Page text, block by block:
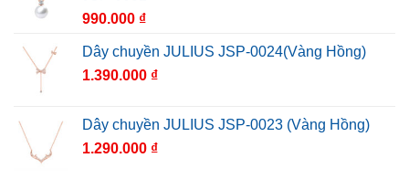
990.000 ₫
Dây chuyền JULIUS JSP-0024(Vàng Hồng)
1.390.000 ₫
Dây chuyền JULIUS JSP-0023 (Vàng Hồng)
1.290.000 ₫